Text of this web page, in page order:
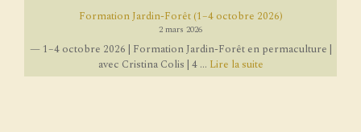
Formation Jardin-Forêt (1–4 octobre 2026)
2 mars 2026
— 1–4 octobre 2026 | Formation Jardin-Forêt en permaculture |
avec Cristina Colis | 4 ... Lire la suite